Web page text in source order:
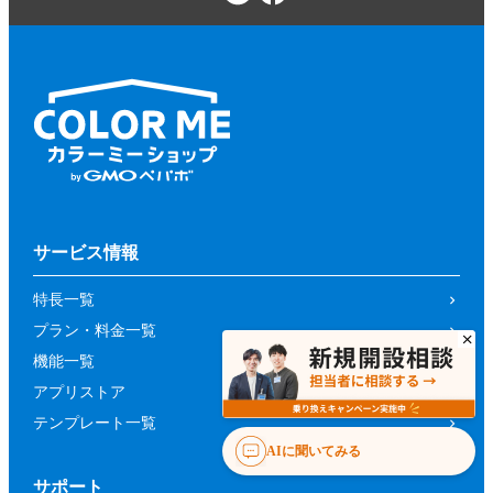
サービス情報
特長一覧
プラン・料金一覧
機能一覧
アプリストア
テンプレート一覧
サポート
AIに聞いてみる